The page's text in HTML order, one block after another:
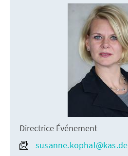
Directrice Événement
susanne.kophal@kas.de